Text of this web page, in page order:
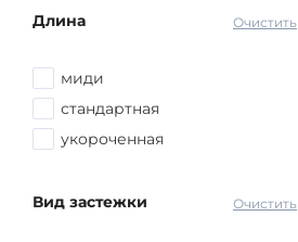
Очистить
Длина
миди
стандартная
укороченная
Очистить
Вид застежки